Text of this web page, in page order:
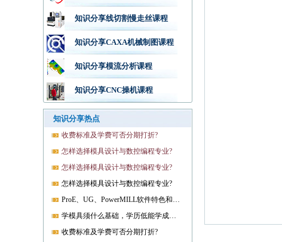
知识分享线切割慢走丝课程
知识分享CAXA机械制图课程
知识分享模流分析课程
知识分享CNC操机课程
知识分享热点
收费标准及学费可否分期打折?
怎样选择模具设计与数控编程专业?
怎样选择模具设计与数控编程专业?
怎样选择模具设计与数控编程专业?
ProE、UG、PowerMILL软件特色和优势?
学模具须什么基础，学历低能学成就业吗?
收费标准及学费可否分期打折?